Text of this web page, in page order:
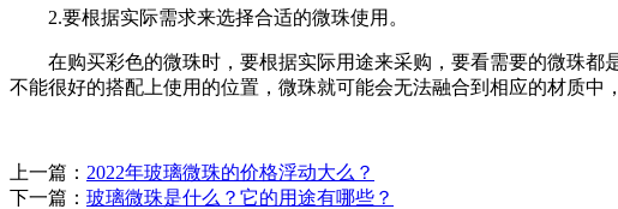
2.要根据实际需求来选择合适的微珠使用。
在购买彩色的微珠时，要根据实际用途来采购，要看需要的微珠
不能很好的搭配上使用的位置，微珠就可能会无法融合到相应的材质中
上一篇： 2022年玻璃微珠的价格浮动大么？
下一篇： 玻璃微珠是什么？它的用途有哪些？